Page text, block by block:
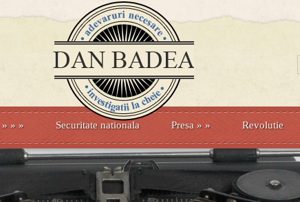
» » » Securitate nationala Presa » » Revolutie